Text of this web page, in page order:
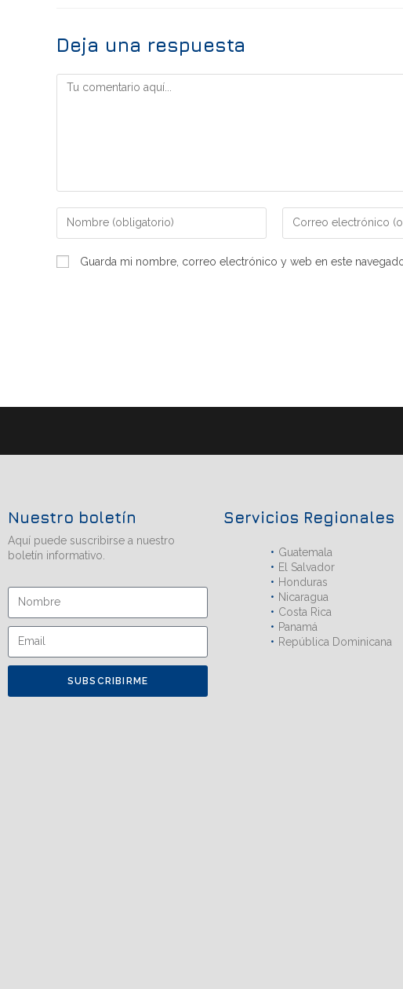
Deja una respuesta
Guarda mi nombre, correo electrónico y web en este
Nuestro boletín
Aquí puede suscribirse a nuestro
boletín informativo.
SUBSCRIBIRME
Servicios Regionales
Guatemala
El Salvador
Honduras
Nicaragua
Costa Rica
Panamá
República Dominicana